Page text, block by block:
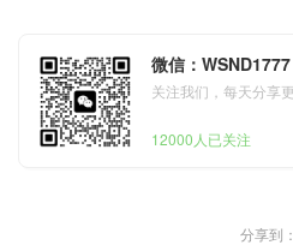
微信：WSND1777
关注我们，每天分享
12000人已关注
分享到：